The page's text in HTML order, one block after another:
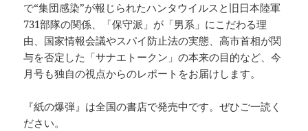
で“集団感染”が報じられたハンタウイルスと旧日本陸軍
731部隊の関係、「保守派」が「男系」にこだわる理
由、国家情報会議やスパイ防止法の実態、高市首相が関
与を否定した「サナエトークン」の本来の目的など、今
月号も独自の視点からのレポートをお届けします。
『紙の爆弾』は全国の書店で発売中です。ぜひご一読く
ださい。